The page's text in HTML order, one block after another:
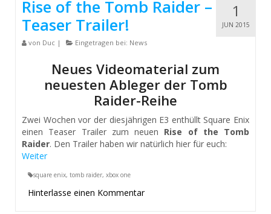
1
JUN 2015
Rise of the Tomb Raider –
Teaser Trailer!
von Duc | Eingetragen bei: News
Neues Videomaterial zum
neuesten Ableger der Tomb
Raider-Reihe
Zwei Wochen vor der diesjährigen E3 enthüllt Square Enix
einen Teaser Trailer zum neuen Rise of the Tomb
Raider. Den Trailer haben wir natürlich hier für euch:
Weiter
square enix, tomb raider, xbox one
Hinterlasse einen Kommentar